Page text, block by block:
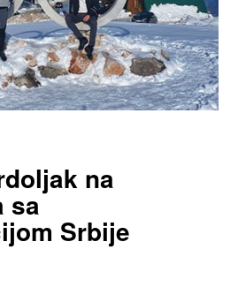
na
sa
Srbije